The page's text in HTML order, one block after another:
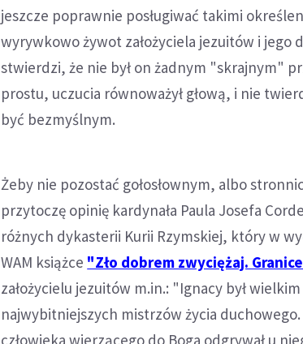
jeszcze poprawnie posługiwać takimi
wyrywkowo żywot założyciela jezuitów i
stwierdzi, że nie był on żadnym "skrajnym"
prostu, uczucia równoważył głową, i nie
być bezmyślnym.
Żeby nie pozostać gołosłownym, albo
przytoczę opinię kardynała Paula Josefa
różnych dykasterii Kurii Rzymskiej, który w
WAM książce "Zło dobrem zwyciężaj.
założycielu jezuitów m.in.: "Ignacy był
najwybitniejszych mistrzów życia
człowieka wierzącego do Boga odgrywał u